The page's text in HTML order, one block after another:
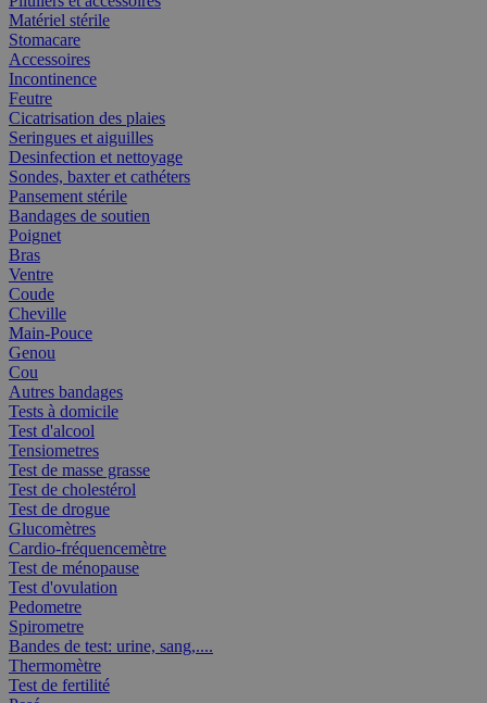
Matériel stérile
Stomacare
Accessoires
Incontinence
Feutre
Cicatrisation des plaies
Seringues et aiguilles
Desinfection et nettoyage
Sondes, baxter et cathéters
Pansement stérile
Bandages de soutien
Poignet
Bras
Ventre
Coude
Cheville
Main-Pouce
Genou
Cou
Autres bandages
Tests à domicile
Test d'alcool
Tensiometres
Test de masse grasse
Test de cholestérol
Test de drogue
Glucomètres
Cardio-fréquencemètre
Test de ménopause
Test d'ovulation
Pedometre
Spirometre
Bandes de test: urine, sang,....
Thermomètre
Test de fertilité